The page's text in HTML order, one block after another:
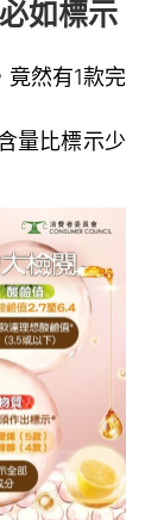
如標示
竟然有1款完
量比標示少